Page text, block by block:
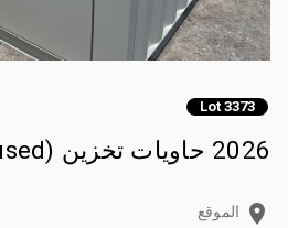
Lot 3373
2026 حاويات تخزين (Unused)
الموقع